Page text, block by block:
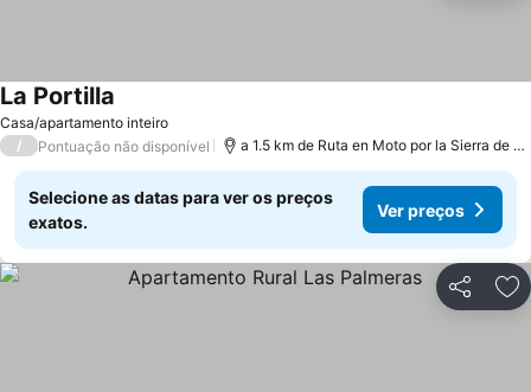
Casa/apartamento inteiro
La Portilla
/ Pontuação não disponível a 1.5 km de Ruta en Moto por la Sierra de
Selecione as datas para ver os preços
exatos.
Ver preços
Partilhar